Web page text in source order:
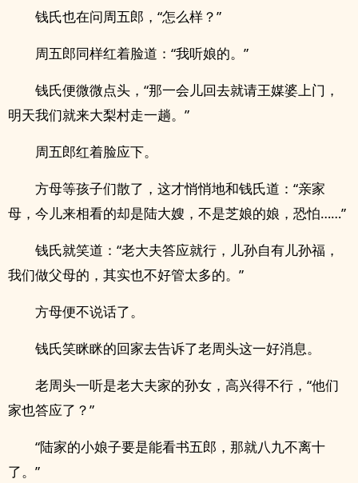
钱氏也在问周五郎，“怎么样？”
周五郎同样红着脸道：“我听娘的。”
钱氏便微微点头，“那一会儿回去就请王媒婆上门，
明天我们就来大梨村走一趟。”
周五郎红着脸应下。
方母等孩子们散了，这才悄悄地和钱氏道：“亲家
母，今儿来相看的却是陆大嫂，不是芝娘的娘，恐怕……”
钱氏就笑道：“老大夫答应就行，儿孙自有儿孙福，
我们做父母的，其实也不好管太多的。”
方母便不说话了。
钱氏笑眯眯的回家去告诉了老周头这一好消息。
老周头一听是老大夫家的孙女，高兴得不行，“他们
家也答应了？”
“陆家的小娘子要是能看书五郎，那就八九不离十
了。”